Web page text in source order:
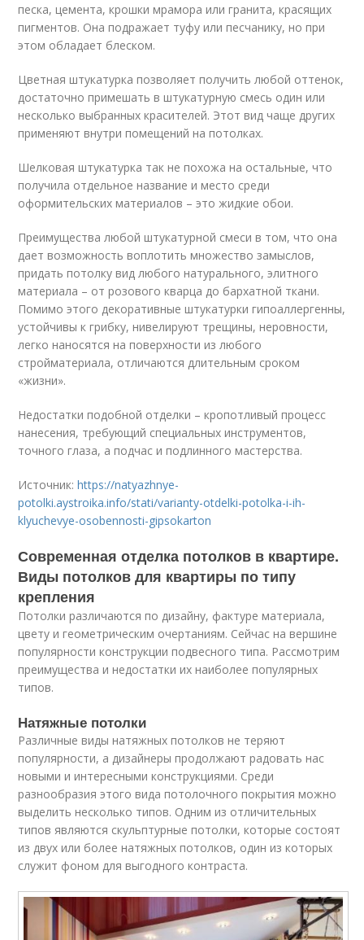
песка, цемента, крошки мрамора или гранита, красящих
пигментов. Она подражает туфу или песчанику, но при
этом обладает блеском.
Цветная штукатурка позволяет получить любой оттенок,
достаточно примешать в штукатурную смесь один или
несколько выбранных красителей. Этот вид чаще других
применяют внутри помещений на потолках.
Шелковая штукатурка так не похожа на остальные, что
получила отдельное название и место среди
оформительских материалов – это жидкие обои.
Преимущества любой штукатурной смеси в том, что она
дает возможность воплотить множество замыслов,
придать потолку вид любого натурального, элитного
материала – от розового кварца до бархатной ткани.
Помимо этого декоративные штукатурки гипоаллергенны,
устойчивы к грибку, нивелируют трещины, неровности,
легко наносятся на поверхности из любого
стройматериала, отличаются длительным сроком
«жизни».
Недостатки подобной отделки – кропотливый процесс
нанесения, требующий специальных инструментов,
точного глаза, а подчас и подлинного мастерства.
Источник:https://natyazhnye-
potolki.aystroika.info/stati/varianty-otdelki-potolka-i-ih-
klyuchevye-osobennosti-gipsokarton
Современная отделка потолков в квартире.
Виды потолков для квартиры по типу
крепления
Потолки различаются по дизайну, фактуре материала,
цвету и геометрическим очертаниям. Сейчас на вершине
популярности конструкции подвесного типа. Рассмотрим
преимущества и недостатки их наиболее популярных
типов.
Натяжные потолки
Различные виды натяжных потолков не теряют
популярности, а дизайнеры продолжают радовать нас
новыми и интересными конструкциями. Среди
разнообразия этого вида потолочного покрытия можно
выделить несколько типов. Одним из отличительных
типов являются скульптурные потолки, которые состоят
из двух или более натяжных потолков, один из которых
служит фоном для выгодного контраста.